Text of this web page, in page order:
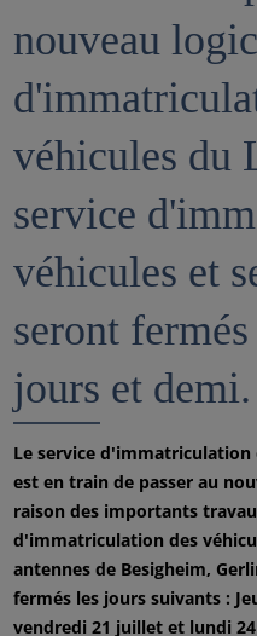
nouveau
véhicules du
service
véhicules et
seront
jours et demi.
Le service
est en train de passer au
raison des importants
d'immatriculation des
antennes de Besigheim,
fermés les jours suivants :
vendredi 21 juillet et lundi